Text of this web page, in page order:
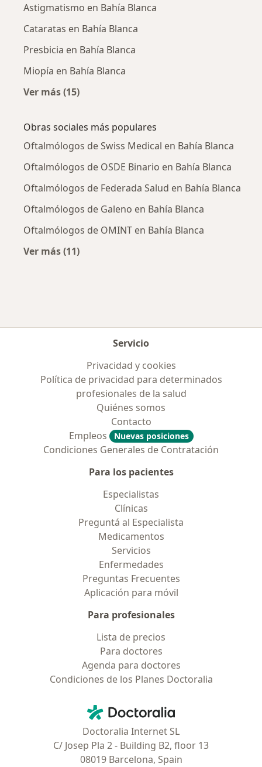
Astigmatismo en Bahía Blanca
Cataratas en Bahía Blanca
Presbicia en Bahía Blanca
Miopía en Bahía Blanca
Ver más (15)
Obras sociales más populares
Oftalmólogos de Swiss Medical en Bahía Blanca
Oftalmólogos de OSDE Binario en Bahía Blanca
Oftalmólogos de Federada Salud en Bahía Blanca
Oftalmólogos de Galeno en Bahía Blanca
Oftalmólogos de OMINT en Bahía Blanca
Ver más (11)
Servicio
Privacidad y cookies
Política de privacidad para determinados
profesionales de la salud
Quiénes somos
Contacto
Empleos
Nuevas posiciones
Condiciones Generales de Contratación
Para los pacientes
Especialistas
Clínicas
Preguntá al Especialista
Medicamentos
Servicios
Enfermedades
Preguntas Frecuentes
Aplicación para móvil
Para profesionales
Lista de precios
Para doctores
Agenda para doctores
Condiciones de los Planes Doctoralia
Doctoralia - Página de inicio
Doctoralia Internet SL
C/ Josep Pla 2 - Building B2, floor 13
08019 Barcelona, Spain